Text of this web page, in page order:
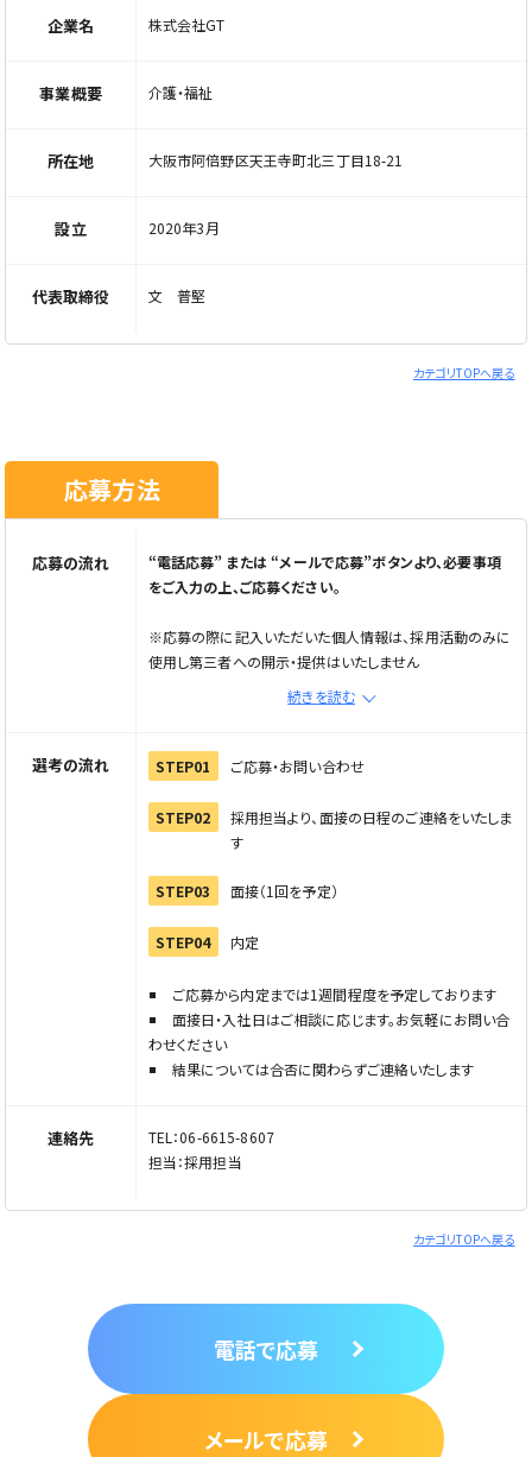
企業名 株式会社GT
事業概要 介護・福祉
所在地 大阪市阿倍野区天王寺町北三丁目18-21
設立 2020年3月
代表取締役 文 普堅
カテゴリTOPへ戻る
応募方法
応募の流れ
“電話応募” または “メールで応募”ボタンより、必要事項
をご入力の上、ご応募ください。
※応募の際に記入いただいた個人情報は、採用活動のみに
使用し第三者への開示・提供はいたしません
※メール応募の場合は、メールで応募ボタンから応募フォー
ムへ進み情報を入力の上、直接企業へご連絡ください
えください
続きを読む
選考の流れ STEP01 ご応募・お問い合わせ
STEP02
採用担当より、面接の日程のご連絡をいたしま
す
STEP03 面接（1回を予定）
STEP04 内定
ご応募から内定までは1週間程度を予定しております
面接日・入社日はご相談に応じます。お気軽にお問い合
わせください
結果については合否に関わらずご連絡いたします
連絡先
TEL：06-6615-8607
担当：採用担当
カテゴリTOPへ戻る
電話で応募
メールで応募